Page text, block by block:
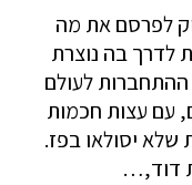
לפרסם את מה
לדרך בה נוצרת
לעולם
עם עצות חכמות
שלא יסולאו בפז.
דוד,…